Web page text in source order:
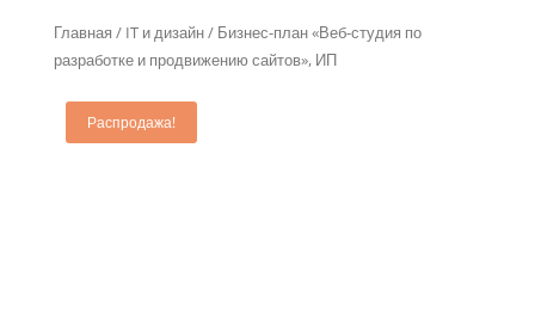
Главная / IT и дизайн/ Бизнес-план «Веб-студия по
разработке и продвижению сайтов», ИП
Распродажа!